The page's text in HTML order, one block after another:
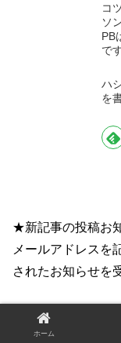
コ
ソ
PB
で
ハ
を
★新記事の投稿お
メールアドレスを
されたお知らせを
ホーム